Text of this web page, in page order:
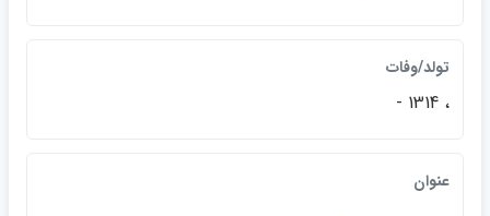
تولد/وفات
، 1314 -
عنوان